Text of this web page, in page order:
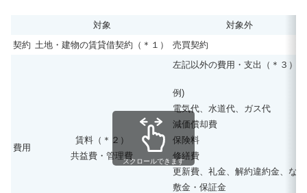
対象
対象外
契約 土地・建物の賃貸借契約（＊１） 売買契約
費用
賃料（＊２）
共益費・管理費
左記以外の費用・支出（＊３）
例)
電気代、水道代、ガス代
減価償却費
保険料
修繕費
更新費、礼金、解約違約金、など
敷金・保証金
スクロールできます